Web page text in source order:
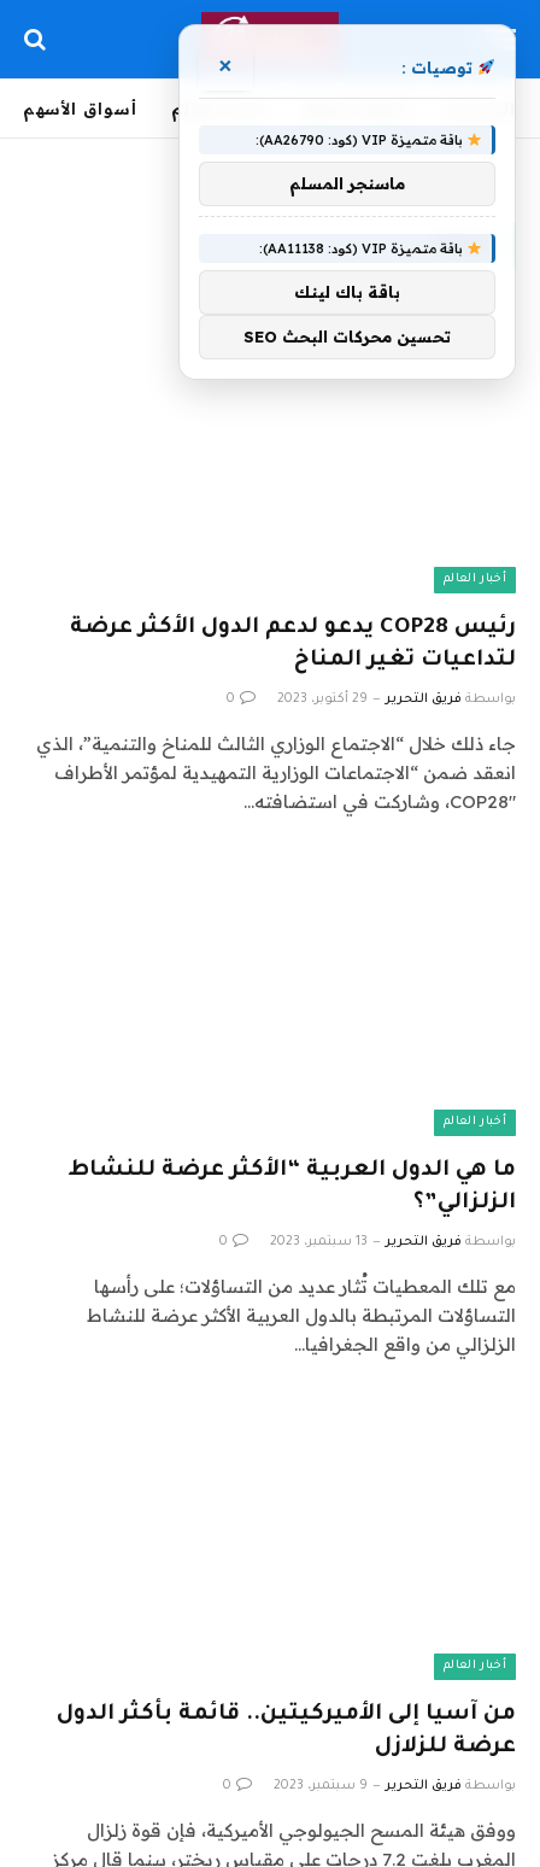
أخبار العالم أسواق الأسهم
عرضة
أخبار العالم
رئيس COP28 يدعو لدعم الدول الأكثر عرضة
لتداعيات تغير المناخ
بواسطة فريق التحرير 29 أكتوبر، 2023 0
جاء ذلك خلال “الاجتماع الوزاري الثالث للمناخ والتنمية”، الذي
انعقد ضمن “الاجتماعات الوزارية التمهيدية لمؤتمر الأطراف
COP28″، وشاركت في استضافته…
أخبار العالم
ما هي الدول العربية “الأكثر عرضة للنشاط
الزلزالي”؟
بواسطة فريق التحرير 13 سبتمبر، 2023 0
مع تلك المعطيات تُثار عديد من التساؤلات؛ على رأسها
التساؤلات المرتبطة بالدول العربية الأكثر عرضة للنشاط
الزلزالي من واقع الجغرافيا…
أخبار العالم
من آسيا إلى الأميركيتين.. قائمة بأكثر الدول
عرضة للزلازل
بواسطة فريق التحرير 9 سبتمبر، 2023 0
ووفق هيئة المسح الجيولوجي الأميركية، فإن قوة زلزال
المغرب بلغت 7.2 درجات على مقياس ريختر، بينما قال مركز
توصيات : ×
باقة متميزة VIP (كود: AA26790):
ماسنجر المسلم
باقة متميزة VIP (كود: AA11138):
باقة باك لينك
تحسين محركات البحث SEO